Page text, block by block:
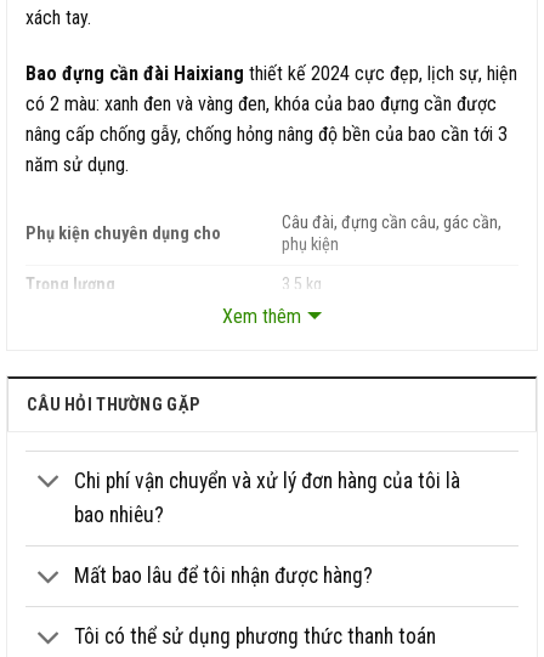
xách tay.
Bao đựng cần đài Haixiang thiết kế 2024 cực đẹp, lịch sự, hiện
có 2 màu: xanh đen và vàng đen, khóa của bao đựng cần được
nâng cấp chống gẫy, chống hỏng nâng độ bền của bao cần tới 3
năm sử dụng.
Phụ kiện chuyên dụng cho
Câu đài, đựng cần câu, gác cần,
phụ kiện
Trọng lượng
3.5 kg
Bao có 3 ngăn chính to, 3 ngăn
Ưu điểm
Xem thêm
CÂU HỎI THƯỜNG GẶP
Chi phí vận chuyển và xử lý đơn hàng của tôi là
bao nhiêu?
Mất bao lâu để tôi nhận được hàng?
Tôi có thể sử dụng phương thức thanh toán